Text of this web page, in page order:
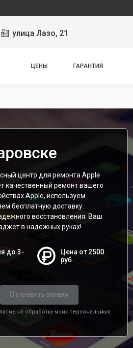
улица Лазо, 21
ЦЕНЫ ГАРАНТИЯ
центр для ремонта Apple
качественный ремонт вашего
Apple, используем
бесплатную доставку.
восстановления. Ваш
в надежных руках!
до 3-
Цена от 2500
руб
Отправить заявку
на обработку моих персональных